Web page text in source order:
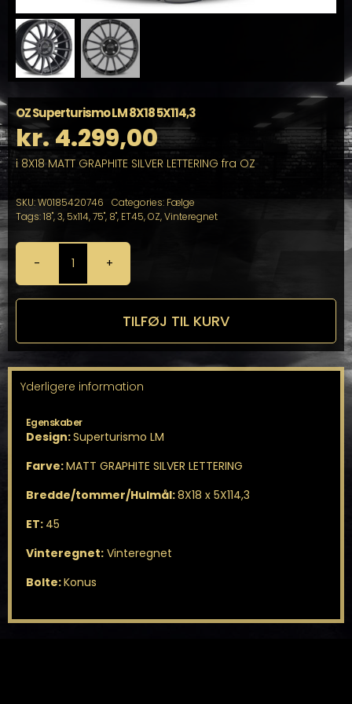
OZ Superturismo LM 8X18 5X114,3
kr.4.299,00
i 8X18 MATT GRAPHITE SILVER LETTERING fra OZ
SKU:W0185420746 Categories: Fælge
Tags:18",3, 5x114,75", 8", ET45,OZ,Vinteregnet
OZ
Superturismo
LM
antal
TILFØJ TIL KURV
Yderligere information
Egenskaber
Design:Superturismo LM
Farve:MATT GRAPHITE SILVER LETTERING
Bredde/tommer/Hulmål:8X18 x 5X114,3
ET: 45
Vinteregnet:Vinteregnet
Bolte:Konus